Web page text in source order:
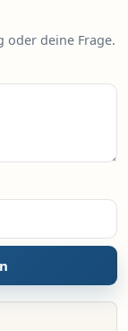
oder deine Frage.